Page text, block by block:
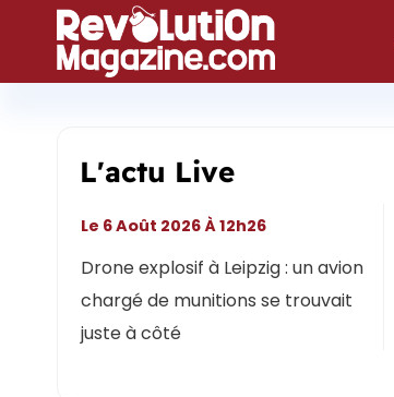
contenu
L'actu Live
Drone explosif à Leipzig : un avion
chargé de munitions se trouvait
juste à côté
Le 6 Août 2026 À 12h26